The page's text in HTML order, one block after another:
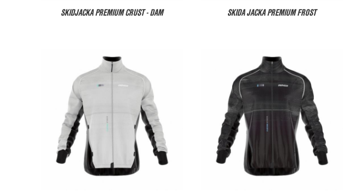
SKIDJACKA PREMIUM CRUST - DAM SKIDA JACKA PREMIUM FROST